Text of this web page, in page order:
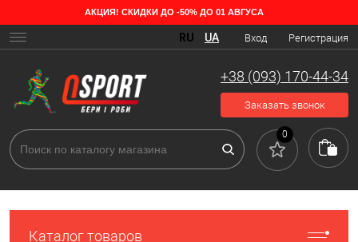
АКЦИЯ! СКИДКИ ДО -50% ДО 01 АВГУСА
Вход Регистрация
RU UA
+38 (093) 170-44-34
Заказать звонок
0
Каталог товаров